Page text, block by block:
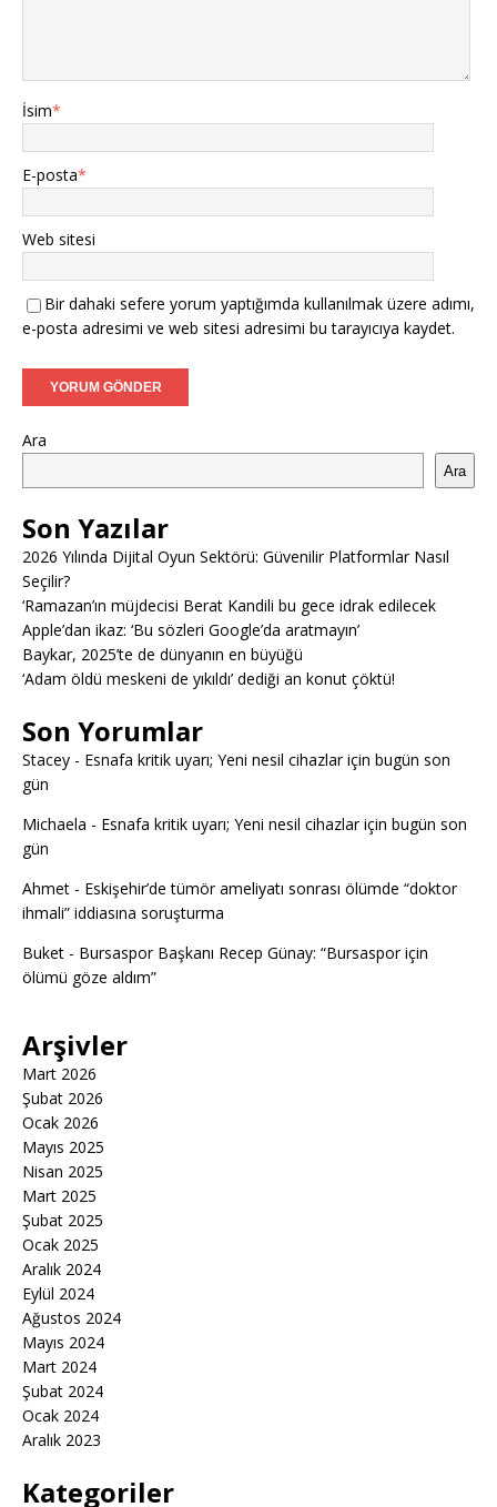
İsim*
E-posta*
Web sitesi
Bir dahaki sefere yorum yaptığımda kullanılmak üzere adımı,
e-posta adresimi ve web sitesi adresimi bu tarayıcıya kaydet.
Ara
Ara
Son Yazılar
2026 Yılında Dijital Oyun Sektörü: Güvenilir Platformlar Nasıl
Seçilir?
‘Ramazan’ın müjdecisi Berat Kandili bu gece idrak edilecek
Apple’dan ikaz: ‘Bu sözleri Google’da aratmayın’
Baykar, 2025’te de dünyanın en büyüğü
‘Adam öldü meskeni de yıkıldı’ dediği an konut çöktü!
Son Yorumlar
Stacey - Esnafa kritik uyarı; Yeni nesil cihazlar için bugün son
gün
Michaela - Esnafa kritik uyarı; Yeni nesil cihazlar için bugün son
gün
Ahmet - Eskişehir’de tümör ameliyatı sonrası ölümde “doktor
ihmali” iddiasına soruşturma
Buket - Bursaspor Başkanı Recep Günay: “Bursaspor için
ölümü göze aldım”
Arşivler
Mart 2026
Şubat 2026
Ocak 2026
Mayıs 2025
Nisan 2025
Mart 2025
Şubat 2025
Ocak 2025
Aralık 2024
Eylül 2024
Ağustos 2024
Mayıs 2024
Mart 2024
Şubat 2024
Ocak 2024
Aralık 2023
Kategoriler